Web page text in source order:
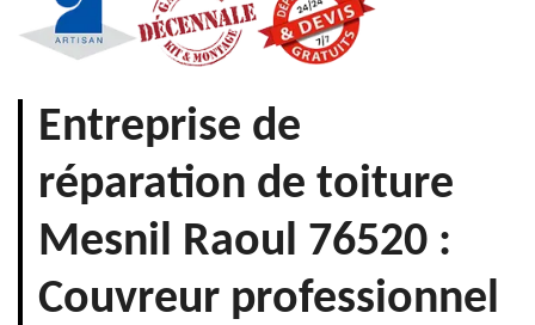
Entreprise de
réparation de toiture
Mesnil Raoul 76520 :
Couvreur professionnel